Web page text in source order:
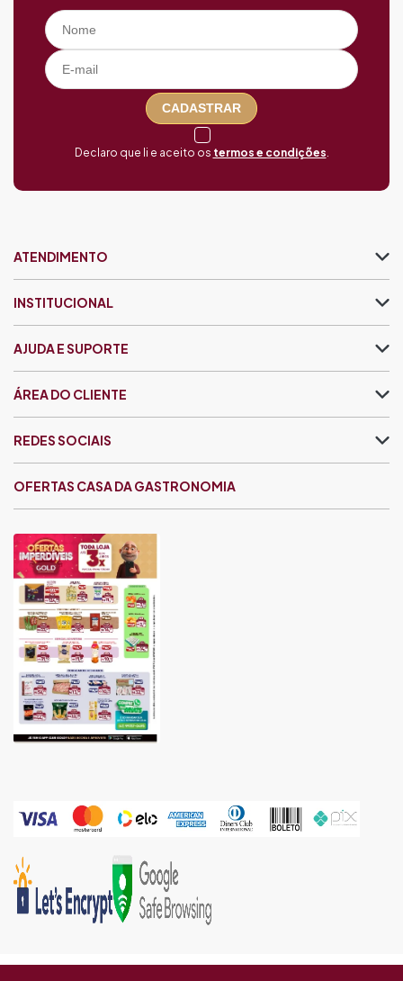
CADASTRAR
Declaro que li e aceito os termos e condições
ATENDIMENTO
INSTITUCIONAL
AJUDA E SUPORTE
ÁREA DO CLIENTE
OFERTAS CASA DA GASTRONOMIA
REDES SOCIAIS